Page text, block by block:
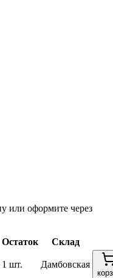
или оформите через
Остаток
Склад
1 шт. Дамбовская